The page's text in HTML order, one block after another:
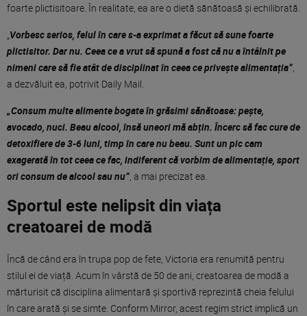
foarte plictisitoare. În realitate, ea are o dietă sănătoasă și echilibrată.
„Vorbesc serios, felul în care s-a exprimat a făcut să sune foarte
plictisitor. Dar nu. Ceea ce a vrut să spună a fost că nu a întâlnit pe
nimeni care să fie atât de disciplinat în ceea ce privește alimentația”,
a dezvăluit ea, potrivit Daily Mail.
„Consum multe alimente bogate în grăsimi sănătoase: pește,
avocado, nuci. Beau alcool, însă uneori mă abțin. Încerc să fac cure de
detoxifiere de 3-6 luni, timp în care nu beau. Sunt un pic cam
exagerată în tot ceea ce fac, indiferent că vorbim de alimentație, sport
ori consum de alcool sau nu”, a mai precizat ea.
Sportul este nelipsit din viața
creatoarei de modă
Încă de când era în trupa pop de fete, Victoria era renumită pentru
stilul ei de viață. Acum în vârstă de 50 de ani, creatoarea de modă a
mărturisit că disciplina alimentară și sportivă reprezintă cheia felului
în care arată și se simte. Conform Mirror, acest regim strict implică un